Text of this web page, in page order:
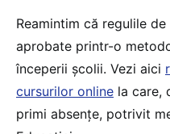
Reamintim că regulile
aprobate printr-o
începerii școlii. Vezi aici
cursurilor online la care,
primi absențe, potrivit